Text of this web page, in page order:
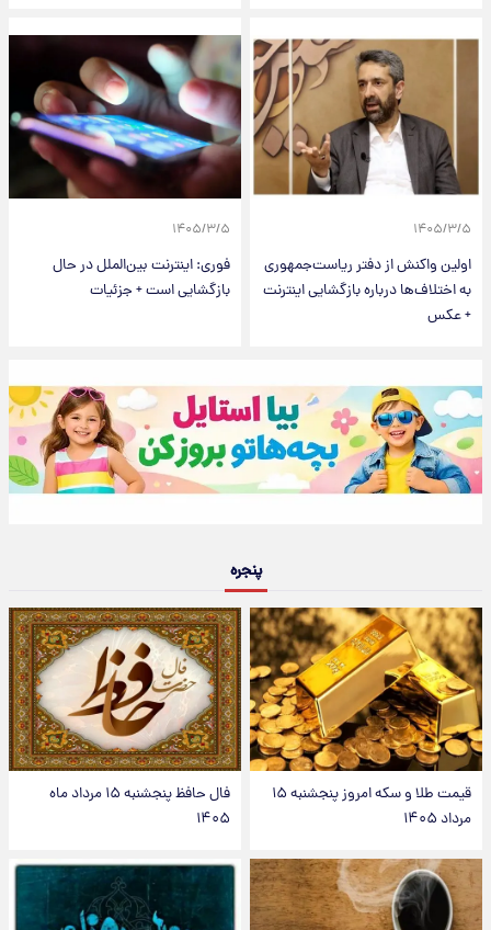
۱۴۰۵/۳/۵
اولین واکنش از دفتر ریاست‌جمهوری
به اختلاف‌ها درباره بازگشایی اینترنت
+ عکس
۱۴۰۵/۳/۵
فوری: اینترنت بین‌الملل در حال
بازگشایی است + جزئیات
پنجره
قیمت طلا و سکه امروز پنجشنبه ۱۵
مرداد ۱۴۰۵
فال حافظ پنجشنبه ۱۵ مرداد ماه
۱۴۰۵